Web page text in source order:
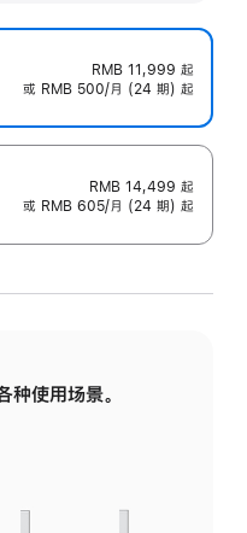
RMB 11,999 起
或 RMB 500/月 (24 期) 起
RMB 14,499 起
或 RMB 605/月 (24 期) 起
种使用场景。